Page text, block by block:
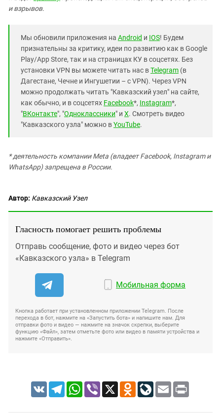
и взрывов.
Мы обновили приложения на Android и IOS! Будем
признательны за критику, идеи по развитию как в Google
Play/App Store, так и на страницах КУ в соцсетях. Без
установки VPN вы можете читать нас вTelegram (в
Дагестане, Чечне и Ингушетии – с VPN). Через VPN
можно продолжать читать "Кавказский узел" на сайте,
как обычно, и в соцсетях Facebook*, Instagram*,
"ВКонтакте", "Одноклассники" и X. Смотреть видео
"Кавказского узла" можно вYouTube.
* деятельность компании Meta (владеет Facebook, Instagram и
WhatsApp) запрещена в России.
Автор: Кавказский Узел
Гласность помогает решить проблемы
Отправь сообщение, фото и видео через бот
«Кавказского узла» в Telegram
Мобильная форма
Кнопка работает при установленном приложении Telegram. После
перехода в бот, нажмите на «Запустить бота» и напишите нам. Для
отправки фото и видео — нажмите на значок скрепки, выберите
функцию «Файл», затем отметьте фото или видео в памяти устройства и
нажмите «Отправить».
VK TelegramWhatsApp
Viber X Odnoklassniki
LiveJournal
Email Print